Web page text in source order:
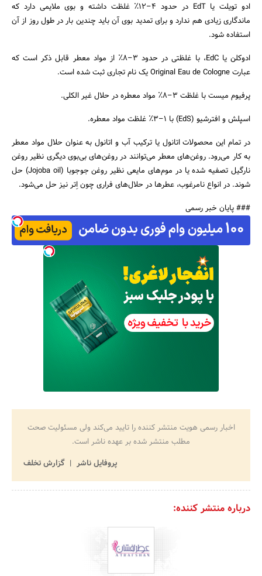
ادو تویلت یا EdT در حدود ۴–۱۲٪ غلظت داشته و بوی ملایمی دارد که
ماندگاری زیادی هم ندارد و برای تمدید بوی آن باید چندین بار در طول روز از آن
استفاده شود.
ادوکلن یا EdC، با غلظتی در حدود ۳–۸٪ از مواد معطر قابل ذکر است که
عبارت Original Eau de Cologne یک نام تجاری ثبت شده‌ است.
پرفیوم میست با غلظت ۳–۸٪ مواد معطره در حلال غیر الکلی.
اسپلش و افترشیو (EdS) با ۱–۳٪ غلظت مواد معطره.
در تمام این محصولات اتانول یا ترکیب آب و اتانول به عنوان حلال مواد معطر
به کار می‌رود. روغن‌های معطر می‌توانند در روغن‌های بی‌بوی دیگری نظیر روغن
نارگیل تصفیه شده یا در موم‌های مایعی نظیر روغن جوجوبا (Jojoba oil) حل
شوند. در انواع نامرغوب، عطرها در حلال‌های فراری چون اِتر نیز حل می‌شود.
### پایان خبر رسمی
اخبار رسمی هویت منتشر کننده را تایید می‌کند ولی مسئولیت صحت
مطلب منتشر شده بر عهده ناشر است.
پروفایل ناشر
گزارش تخلف
درباره منتشر کننده: